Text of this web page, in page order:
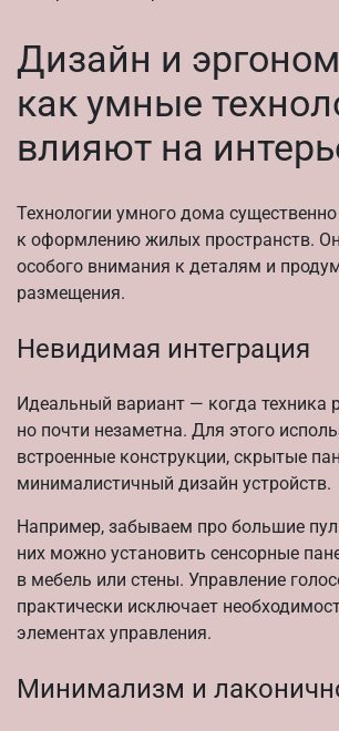
Дизайн и
как умные
влияют на
Технологии умного дома
к оформлению жилых пространств.
особого внимания к деталям и
размещения.
Невидимая интеграция
Идеальный вариант — когда техника
но почти незаметна. Для этого
встроенные конструкции, скрытые
минималистичный дизайн устройств.
Например, забываем про большие
них можно установить сенсорные
в мебель или стены. Управление
практически исключает
элементах управления.
Минимализм и